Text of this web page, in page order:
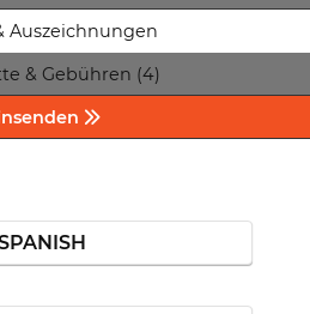
Auszeichnungen
& Gebühren (4)